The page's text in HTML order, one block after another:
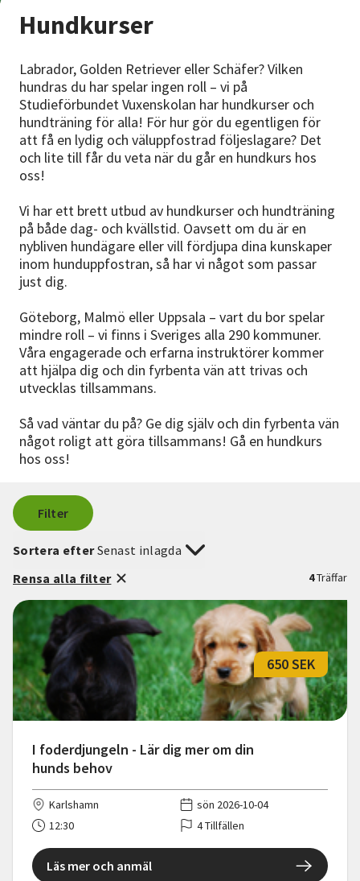
Lyssna
Hundkurser
Labrador, Golden Retriever eller Schäfer? Vilken
hundras du har spelar ingen roll – vi på
Studieförbundet Vuxenskolan har hundkurser och
hundträning för alla! För hur gör du egentligen för
att få en lydig och väluppfostrad följeslagare? Det
och lite till får du veta när du går en hundkurs hos
oss!
Vi har ett brett utbud av hundkurser och hundträning
på både dag- och kvällstid. Oavsett om du är en
nybliven hundägare eller vill fördjupa dina kunskaper
inom hunduppfostran, så har vi något som passar
just dig.
Göteborg, Malmö eller Uppsala – vart du bor spelar
mindre roll – vi finns i Sveriges alla 290 kommuner.
Våra engagerade och erfarna instruktörer kommer
att hjälpa dig och din fyrbenta vän att trivas och
utvecklas tillsammans.
Så vad väntar du på? Ge dig själv och din fyrbenta vän
något roligt att göra tillsammans! Gå en hundkurs
hos oss!
Filter
4Träffar
Sortera efterSenast inlagda
Rensa alla filter
I foderdjungeln - Lär dig mer om din
hunds behov
650 SEK
Karlshamn
sön 2026-10-04
12:30
4 Tillfällen
Läs mer och anmäl